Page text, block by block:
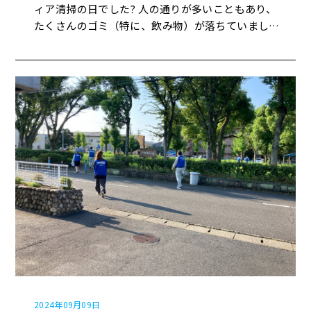
ィア清掃の日でした?️ 人の通りが多いこともあり、
たくさんのゴミ（特に、飲み物）が落ちていまし
回収することができたので良かったです? 来月か
らは、週休2日制の導入が始まるため”第三金曜
日”の開催となります。 内藤建設社員で岐阜駅周辺
をキレイにしていきましょう✊
2024年09月09日